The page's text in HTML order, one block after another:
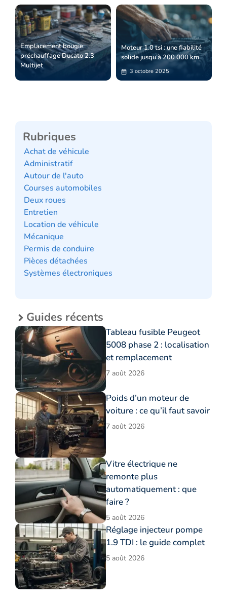
Emplacement bougie
préchauffage Ducato 2.3
Multijet
Moteur 1.0 tsi : une fiabilité
solide jusqu’à 200 000 km
3 octobre 2025
Rubriques
Achat de véhicule
Administratif
Autour de l'auto
Courses automobiles
Deux roues
Entretien
Location de véhicule
Mécanique
Permis de conduire
Pièces détachées
Systèmes électroniques
Guides récents
Tableau fusible Peugeot
5008 phase 2 : localisation
et remplacement
7 août 2026
Poids d’un moteur de
voiture : ce qu’il faut savoir
7 août 2026
Vitre électrique ne
remonte plus
automatiquement : que
faire ?
5 août 2026
Réglage injecteur pompe
1.9 TDI : le guide complet
5 août 2026